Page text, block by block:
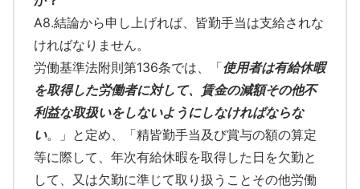
A8.結論から申し上げれば、皆勤手当は支給されな
ければなりません。
労働基準法附則第136条では、「使用者は有給休暇
を取得した労働者に対して、賃金の減額その他不
利益な取扱いをしないようにしなければならな
い。」と定め、「精皆勤手当及び賞与の額の算定
等に際して、年次有給休暇を取得した日を欠勤と
して、又は欠勤に準じて取り扱うことその他労働